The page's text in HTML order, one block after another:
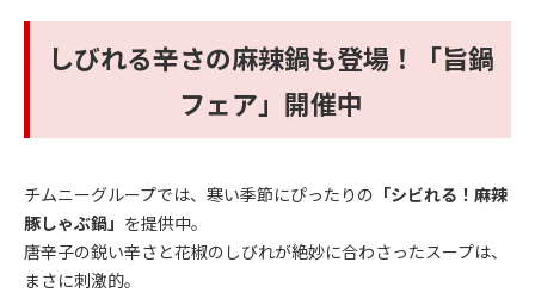
しびれる辛さの麻辣鍋も登場！「旨鍋
フェア」開催中
チムニーグループでは、寒い季節にぴったりの 「シビれる！麻辣
豚しゃぶ鍋」 を提供中。
唐辛子の鋭い辛さと花椒のしびれが絶妙に合わさったスープは、
まさに刺激的。